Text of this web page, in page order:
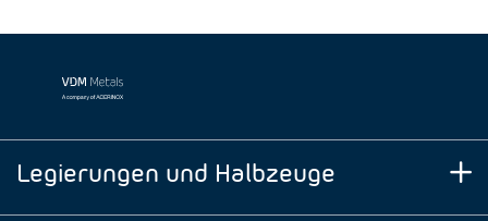
Legierungen und Halbzeuge